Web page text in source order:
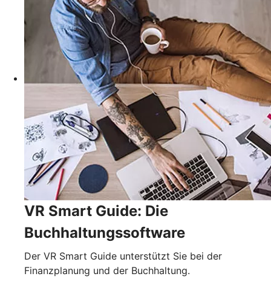
VR Smart Guide: Die
Buchhaltungssoftware
Der VR Smart Guide unterstützt Sie bei der
Finanzplanung und der Buchhaltung.